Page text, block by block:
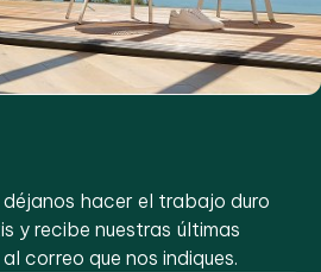
hacer el trabajo duro
y recibe nuestras últimas
correo que nos indiques.